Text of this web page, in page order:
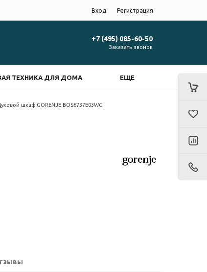
Вход Регистрация
+7 (495) 085-60-50
Заказать звонок
ТЕХНИКА ДЛЯ ДОМА ЕЩЕ
шкаф GORENJE BOS6737E03WG